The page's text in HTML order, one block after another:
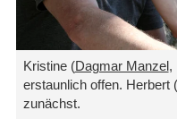
Kristine (Dagmar Manzel,
erstaunlich offen. Herbert (
zunächst.